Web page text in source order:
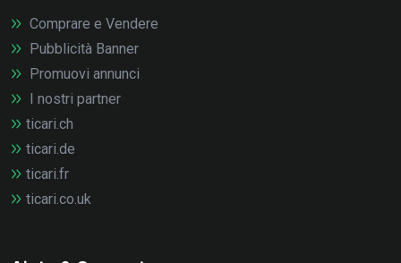
Comprare e Vendere
Pubblicità Banner
Promuovi annunci
I nostri partner
ticari.ch
ticari.de
ticari.fr
ticari.co.uk